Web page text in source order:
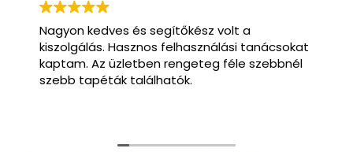
Csak a legjobbakat tudom róluk mondani
mind a választék,
mind vevőorientáltság téren.
Köszönöm legfőképpen Tamásnak, akivel
tükrözi mindazt, ahogyan manapság kell egy